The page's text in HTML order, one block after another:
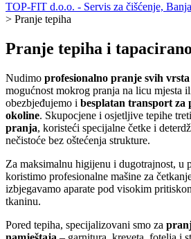
TOP-FIT d.o.o. - Servis za čišćenje,
> Pranje tepiha
Pranje tepiha i
Nudimo profesionalno pranje svih
mogućnost mokrog pranja na licu mjesta
obezbjeđujemo i besplatan transport
okoline. Skupocjene i osjetljive tepihe
pranja, koristeći specijalne četke i
nečistoće bez oštećenja strukture.
Za maksimalnu higijenu i dugotrajnost, u
koristimo profesionalne mašine za
izbjegavamo aparate pod visokim
tkaninu.
Pored tepiha, specijalizovani smo za